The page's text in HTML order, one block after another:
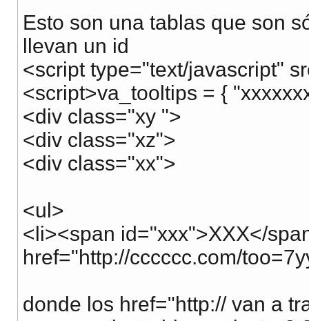
Esto son una tablas que son
llevan un id
<script type="text/javascript"
<script>va_tooltips = {
<div class="xy ">
<div class="xz">
<div class="xx">
<ul>
<li><span id="xxx">XXX</
href="http://cccccc.com/
donde los href="http:// van a